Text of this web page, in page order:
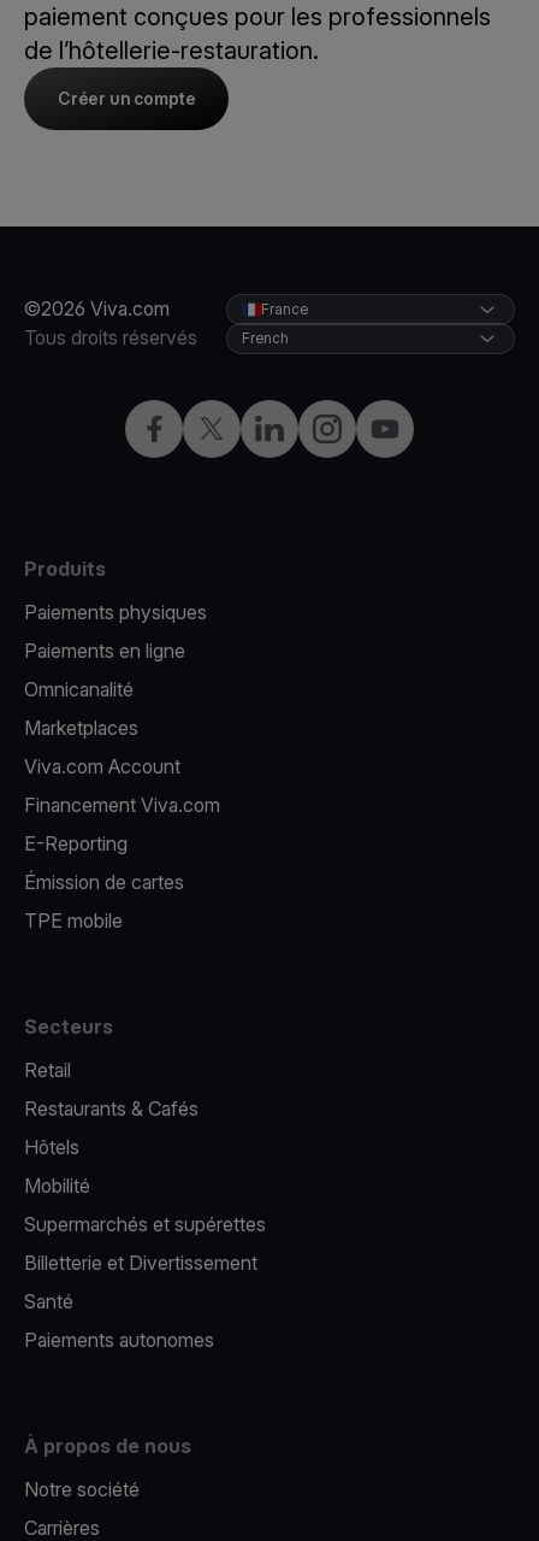
paiement conçues pour les professionnels
de l’hôtellerie-restauration.
Créer un compte
©2026 Viva.com
Tous droits réservés
Facebook
X LinkedInInstagramYouTube
France
French
Produits
Paiements physiques
Paiements en ligne
Omnicanalité
Marketplaces
Viva.com Account
Financement Viva.com
E-Reporting
Émission de cartes
TPE mobile
Secteurs
Retail
Restaurants & Cafés
Hôtels
Mobilité
Supermarchés et supérettes
Billetterie et Divertissement
Santé
Paiements autonomes
À propos de nous
Notre société
Carrières